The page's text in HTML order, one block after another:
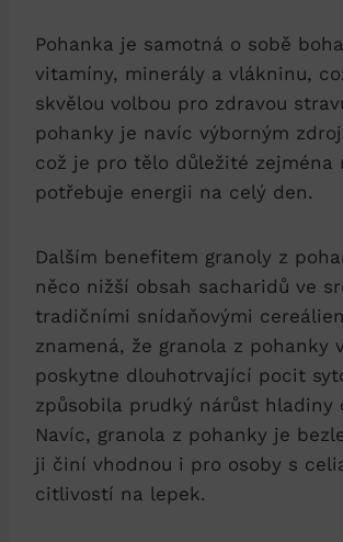
Pohanka je samotná o sobě
vitamíny, minerály a vlákninu,
skvělou volbou pro zdravou
pohanky je navíc výborným
což je pro tělo důležité zejména
potřebuje energii na celý den.
Dalším benefitem granoly z
něco nižší obsah sacharidů ve
tradičními snídaňovými
znamená, že granola z pohanky
poskytne dlouhotrvající pocit
způsobila prudký nárůst hladiny
Navíc, granola z pohanky je
ji činí vhodnou i pro osoby s
citlivostí na lepek.